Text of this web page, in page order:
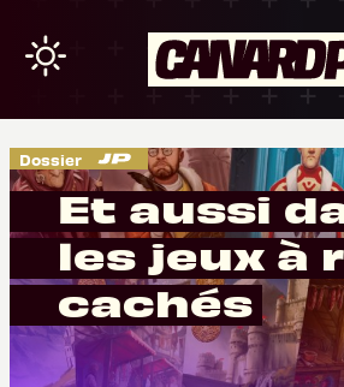
Dossier
Et aussi
les jeux à
cachés